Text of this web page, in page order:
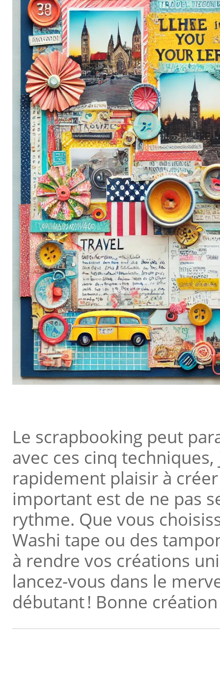
Le scrapbooking peut
avec ces cinq
rapidement plaisir à
important est de ne pas
rythme. Que vous
Washi tape ou des
à rendre vos créations
lancez-vous dans le
débutant ! Bonne